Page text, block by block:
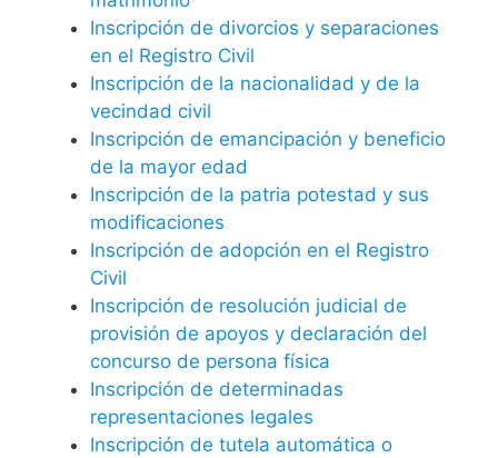
Inscripción de divorcios y separaciones
en el Registro Civil
Inscripción de la nacionalidad y de la
vecindad civil
Inscripción de emancipación y beneficio
de la mayor edad
Inscripción de la patria potestad y sus
modificaciones
Inscripción de adopción en el Registro
Civil
Inscripción de resolución judicial de
provisión de apoyos y declaración del
concurso de persona física
Inscripción de determinadas
representaciones legales
Inscripción de tutela automática o